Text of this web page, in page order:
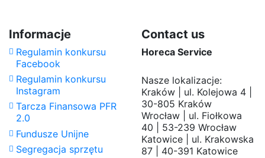
Informacje
Regulamin konkursu
Facebook
Regulamin konkursu
Instagram
Tarcza Finansowa PFR
2.0
Fundusze Unijne
Segregacja sprzętu
Contact us
Horeca Service
Nasze lokalizacje:
Kraków | ul. Kolejowa 4 |
30-805 Kraków
Wrocław | ul. Fiołkowa
40 | 53-239 Wrocław
Katowice | ul. Krakowska
87 | 40-391 Katowice